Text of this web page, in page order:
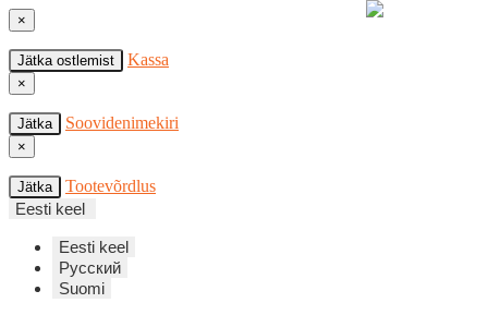
×
Jätka ostlemist Kassa
×
Jätka Soovidenimekiri
×
Jätka
Tootevõrdlus
Eesti keel
Eesti keel
Русский
Suomi